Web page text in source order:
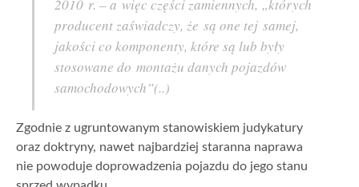
2010 r. – a więc części zamiennych, „których
producent zaświadczy, że są one tej samej,
jakości co komponenty, które są lub były
stosowane do montażu danych pojazdów
samochodowych”(..)
Zgodnie z ugruntowanym stanowiskiem judykatury
oraz doktryny, nawet najbardziej staranna naprawa
nie powoduje doprowadzenia pojazdu do jego stanu